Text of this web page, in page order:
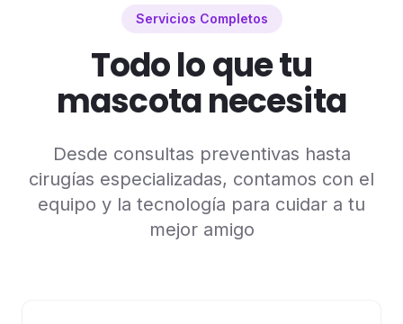
Servicios Completos
Todo lo que tu
mascota necesita
Desde consultas preventivas hasta
cirugías especializadas, contamos con el
equipo y la tecnología para cuidar a tu
mejor amigo